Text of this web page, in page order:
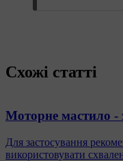
Схожі статті
Моторне мастило -
Для застосування
використовувати